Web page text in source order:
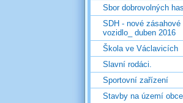
Sbor dobrovolných
SDH - nové zásahové
vozidlo_ duben 2016
Škola ve Václavicích
Slavní rodáci.
Sportovní zařízení
Stavby na území obce